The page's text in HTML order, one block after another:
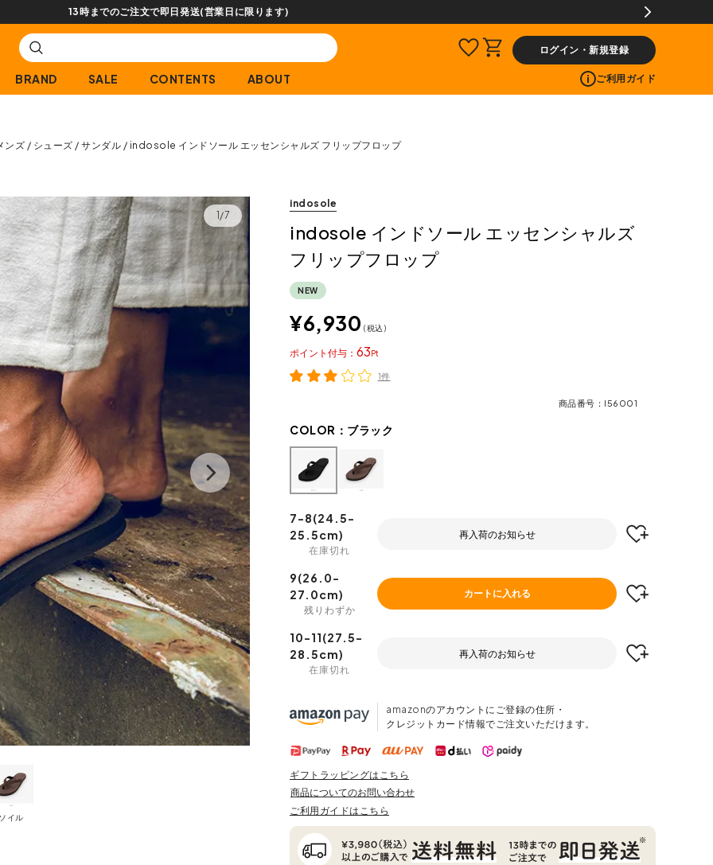
ログイン・新規登録
BRAND SALE CONTENTS ABOUT ご利用ガイド
ンズ シューズ サンダル indosole インドソール エッセンシャルズ フリップフロップ
1/7
イル
indosole
indosole インドソール エッセンシャルズ
フリップフロップ
NEW
¥6,930 税込
63
ポイント
1件
商品番号 I56001
COLOR： ブラック
7-8(24.5-
25.5cm)
在庫切れ
再入荷のお知らせ
9(26.0-
27.0cm)
残りわずか
カートに入れる
10-11(27.5-
28.5cm)
在庫切れ
再入荷のお知らせ
amazonのアカウントにご登録の住所・
クレジットカード情報でご注文いただけます。
ギフトラッピングはこちら
商品についてのお問い合わせ
ご利用ガイドはこちら